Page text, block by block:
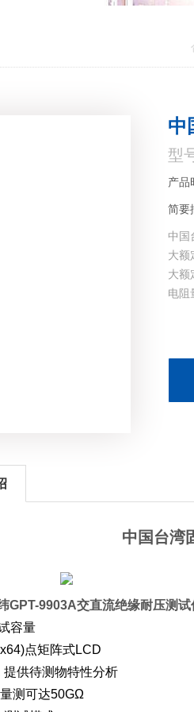
中
型
产品
简要
中国
大额
大额
电阻
中国台湾
GPT-9903A交直流绝缘耐压测试
容量
点矩阵式LCD
供待测物特性分析
测可达50GΩ